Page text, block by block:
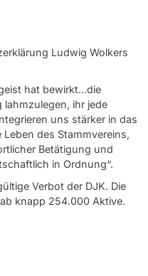
Ludwig Wolkers
hat bewirkt…die
ihr jede
uns stärker in das
des Stammvereins,
Betätigung und
in Ordnung“.
Verbot der DJK. Die
knapp 254.000 Aktive.